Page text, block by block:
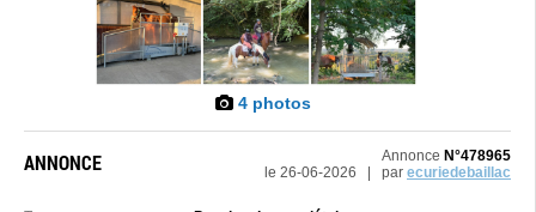
4 photos
ANNONCE Annonce N°478965
le 26-06-2026 | par ecuriedebaillac